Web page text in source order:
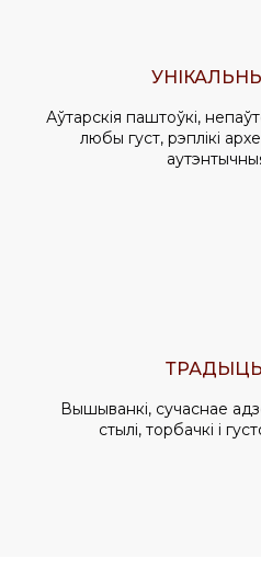
Аўтарскія паштоўкі,
любы густ, рэплікі
Вышыванкі, сучаснае
стылі, торбачкі і